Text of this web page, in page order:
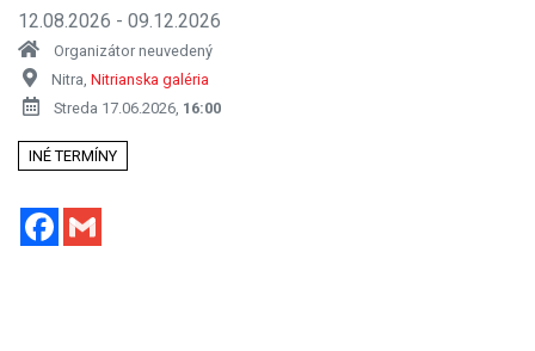
12.08.2026 - 09.12.2026
Organizátor neuvedený
Nitra, Nitrianska galéria
Streda 17.06.2026, 16:00
INÉ TERMÍNY
Facebook